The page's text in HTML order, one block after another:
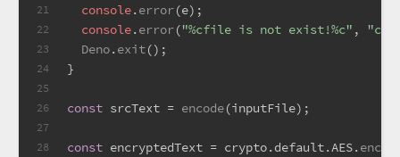
21
22
23
24
25
26
27
28
console.error(e);
console.error("%cfile is not exist!%c" ,
Deno.exit();
}
const srcText = encode(inputFile);
const encryptedText = crypto.default.AES.